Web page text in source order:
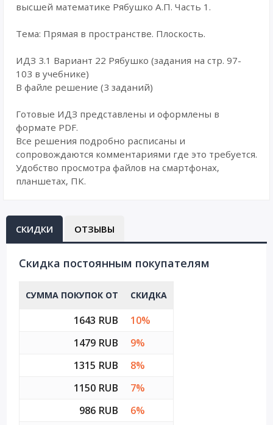
высшей математике Рябушко А.П. Часть 1.
Тема: Прямая в пространстве. Плоскость.
ИДЗ 3.1 Вариант 22 Рябушко (задания на стр. 97-
103 в учебнике)
В файле решение (3 заданий)
Готовые ИДЗ представлены и оформлены в
формате PDF.
Все решения подробно расписаны и
сопровождаются комментариями где это требуется.
Удобство просмотра файлов на смартфонах,
планшетах, ПК.
СКИДКИ ОТЗЫВЫ
Cкидка постоянным покупателям
СУММА ПОКУПОК ОТ СКИДКА
1643 RUB
10%
1479 RUB
9%
1315 RUB
8%
1150 RUB
7%
986 RUB
6%